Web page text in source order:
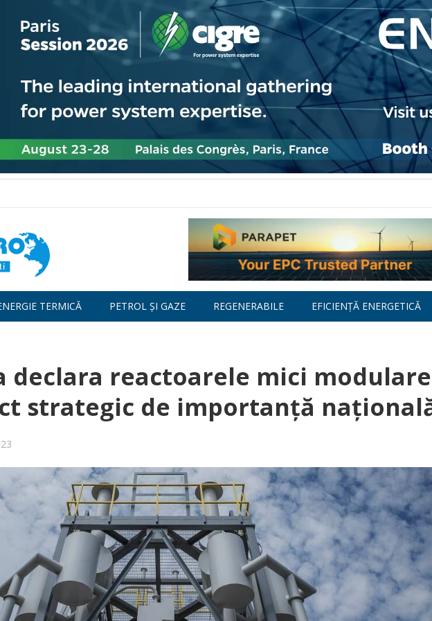
TERMICĂ PETROL ȘI GAZE REGENERABILE EFICIENȚĂ ENERGETICĂ
declara reactoarele mici modulare
strategic de importanță